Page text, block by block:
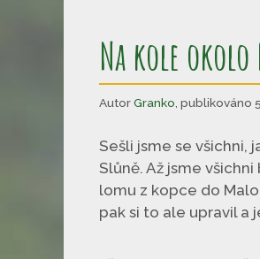
Na kole
AutorGranko publikováno
Sešli jsme se všichni,
Slůně. Až jsme
lomu z kopce do
pak si to ale upravil a